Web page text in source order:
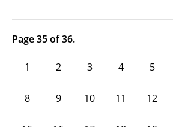
Page 35 of 36.
1 2 3 4 5
8 9 10 11 12